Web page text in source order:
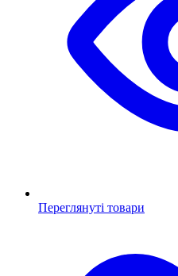
Переглянуті товари